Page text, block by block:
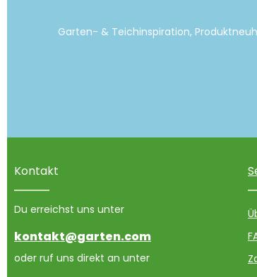
Garten- & Teichinspiration,
Kontakt
Du erreichst uns unter
kontakt@garten.com
oder ruf uns direkt an unter